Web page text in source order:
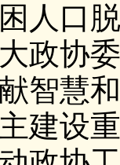
人口
政协
智慧
建设